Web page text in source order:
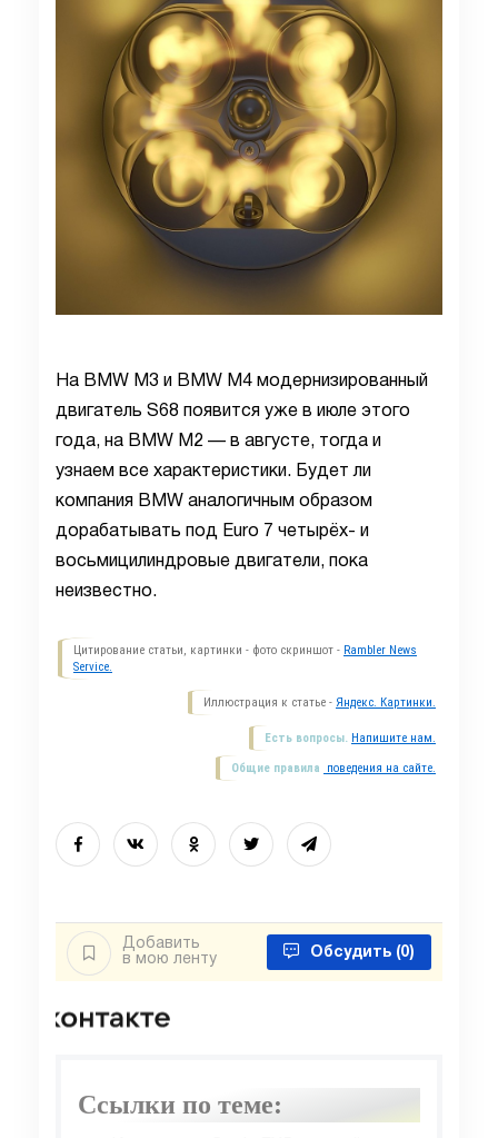
На BMW M3 и BMW M4 модернизированный
двигатель S68 появится уже в июле этого
года, на BMW M2 — в августе, тогда и
узнаем все характеристики. Будет ли
компания BMW аналогичным образом
дорабатывать под Euro 7 четырёх- и
восьмицилиндровые двигатели, пока
неизвестно.
Цитирование статьи, картинки - фото скриншот - Rambler News
Service.
Иллюстрация к статье - Яндекс. Картинки.
Есть вопросы. Напишите нам.
Общие правила поведения на сайте.
Добавить
в мою ленту
Обсудить (0)
Ссылки по теме: